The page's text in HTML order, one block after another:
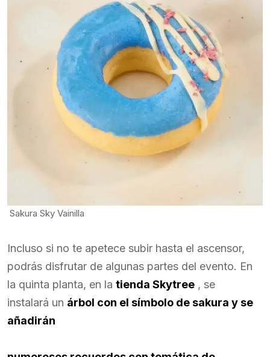
Sakura Sky Vainilla
Incluso si no te apetece subir hasta el ascensor,
podrás disfrutar de algunas partes del evento. En
la quinta planta, en la tienda Skytree , se
instalará un árbol con el símbolo de sakura y se
añadirán